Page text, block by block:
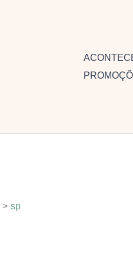
sp